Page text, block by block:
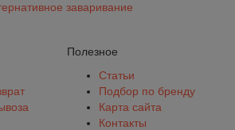
заваривание
Полезное
Статьи
Подбор по бренду
Карта сайта
Контакты